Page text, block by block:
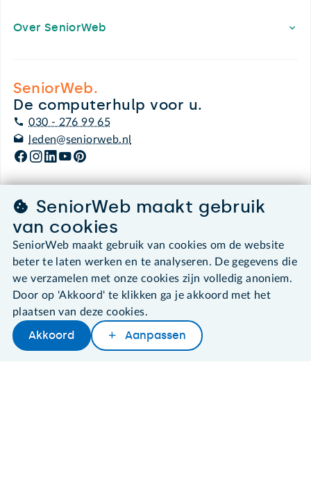
Later lezenDelenWoordenboek
Over SeniorWeb
SeniorWeb.
De computerhulp voor u.
030 - 276 99 65
leden@seniorweb.nl
©2026 SeniorWeb
Algemene voorwaarden
Cookies en cookie-instellingen
Disclaimer
Privacybeleid
About SeniorWeb
SeniorWeb maakt gebruik
van cookies
SeniorWeb maakt gebruik van cookies om de website
beter te laten werken en te analyseren. De gegevens die
we verzamelen met onze cookies zijn volledig anoniem.
Door op 'Akkoord' te klikken ga je akkoord met het
plaatsen van deze cookies.
Akkoord Aanpassen